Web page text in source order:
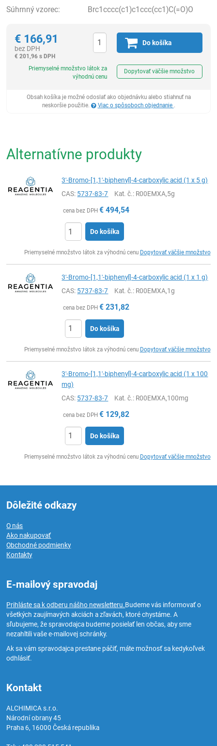
Súhrnný vzorec:
Brc1cccc(c1)c1ccc(cc1)C(=O)O
€ 166,91
bez DPH
€ 201,96 s DPH
Do košíka
Priemyselné množstvo látok za
výhodnú cenu
Dopytovať väčšie množstvo
Obsah košíka je možné odoslať ako objednávku alebo stiahnuť na
neskoršie použitie.
Viac o spôsoboch objednanie .
Alternatívne produkty
3'-Bromo-[1,1'-biphenyl]-4-carboxylic acid (1 x 5 g)
CAS: 5737-83-7 Kat. č.: R00EMXA,5g
cena bez DPH € 494,54
Do košíka
Priemyselné množstvo látok za výhodnú cenu Dopytovať väčšie množstvo
3'-Bromo-[1,1'-biphenyl]-4-carboxylic acid (1 x 1 g)
CAS: 5737-83-7 Kat. č.: R00EMXA,1g
cena bez DPH € 231,82
Do košíka
Priemyselné množstvo látok za výhodnú cenu Dopytovať väčšie množstvo
3'-Bromo-[1,1'-biphenyl]-4-carboxylic acid (1 x 100
mg)
CAS: 5737-83-7 Kat. č.: R00EMXA,100mg
cena bez DPH € 129,82
Do košíka
Priemyselné množstvo látok za výhodnú cenu Dopytovať väčšie množstvo
Dôležité odkazy
O nás
Ako nakupovať
Obchodné podmienky
Kontakty
E-mailový spravodaj
Prihláste sa k odberu nášho newsletteru.Budeme vás informovať o
všetkých zaujímavých akciách a zľavách, ktoré chystáme. A
sľubujeme, že spravodajca budeme posielať len občas, aby sme
nezahltili vaše e-mailovej schránky.
Ak sa vám spravodajca prestane páčiť, máte možnosť sa kedykoľvek
odhlásiť.
Kontakt
ALCHIMICA s.r.o.
Národní obrany 45
Praha 6, 16000Česká republika